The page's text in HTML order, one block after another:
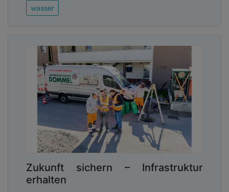
wasser
Zukunft sichern – Infrastruktur
erhalten